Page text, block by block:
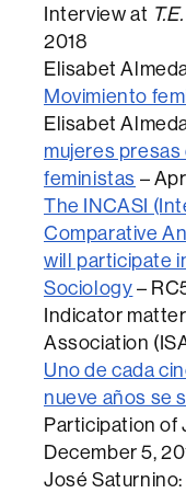
Interview at
2018
Elisabet
Movimiento
Elisabet
mujeres
feministas –
The INCASI
Comparative
will participate
Sociology–
Indicator
Association
Uno de cada
nueve años se
Participation of
December 5,
José Saturnino: